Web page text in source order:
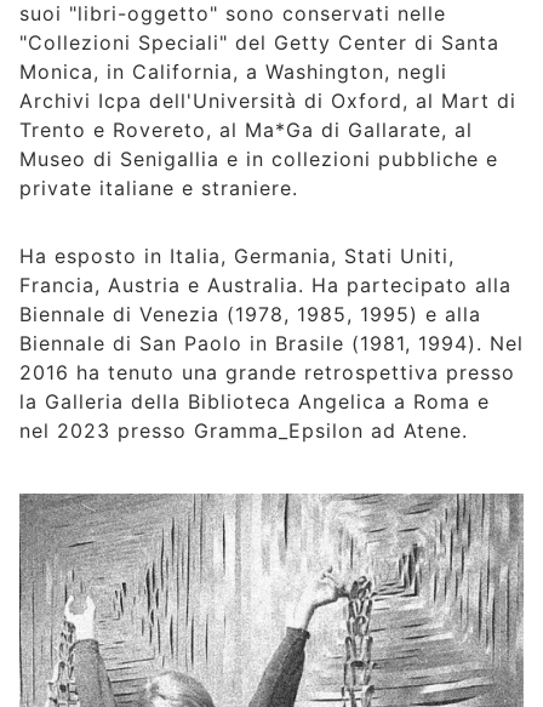
suoi "libri-oggetto" sono conservati nelle
"Collezioni Speciali" del Getty Center di Santa
Monica, in California, a Washington, negli
Archivi Icpa dell'Università di Oxford, al Mart di
Trento e Rovereto, al Ma*Ga di Gallarate, al
Museo di Senigallia e in collezioni pubbliche e
private italiane e straniere.
Ha esposto in Italia, Germania, Stati Uniti,
Francia, Austria e Australia. Ha partecipato alla
Biennale di Venezia (1978, 1985, 1995) e alla
Biennale di San Paolo in Brasile (1981, 1994). Nel
2016 ha tenuto una grande retrospettiva presso
la Galleria della Biblioteca Angelica a Roma e
nel 2023 presso Gramma_Epsilon ad Atene.